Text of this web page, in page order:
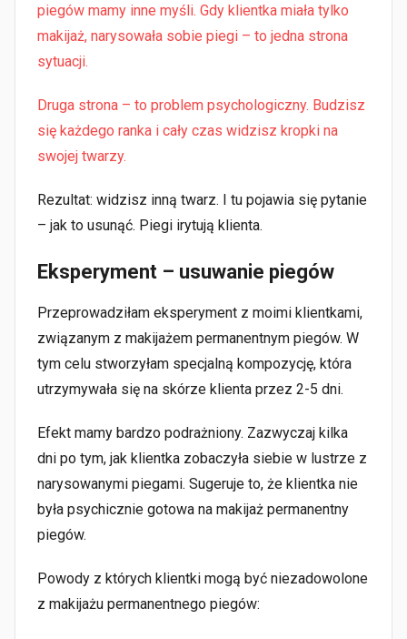
piegów mamy inne myśli. Gdy klientka miała tylko
makijaż, narysowała sobie piegi – to jedna strona
sytuacji.
Druga strona – to problem psychologiczny. Budzisz
się każdego ranka i cały czas widzisz kropki na
swojej twarzy.
Rezultat: widzisz inną twarz. I tu pojawia się pytanie
– jak to usunąć. Piegi irytują klienta.
Eksperyment – usuwanie piegów
Przeprowadziłam eksperyment z moimi klientkami,
związanym z makijażem permanentnym piegów. W
tym celu stworzyłam specjalną kompozycję, która
utrzymywała się na skórze klienta przez 2-5 dni.
Efekt mamy bardzo podrażniony. Zazwyczaj kilka
dni po tym, jak klientka zobaczyła siebie w lustrze z
narysowanymi piegami. Sugeruje to, że klientka nie
była psychicznie gotowa na makijaż permanentny
piegów.
Powody z których klientki mogą być niezadowolone
z makijażu permanentnego piegów: